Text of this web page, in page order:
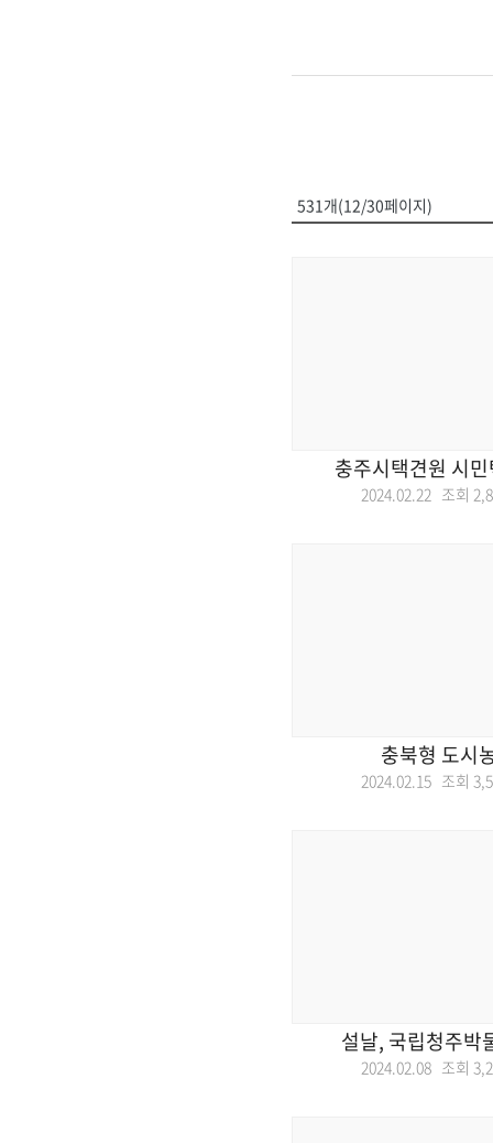
531개(12/30페이지)
충주시택견원 시
2024.02.22 조회
충북형 도시
2024.02.15 조회
설날, 국립청주박
2024.02.08 조회